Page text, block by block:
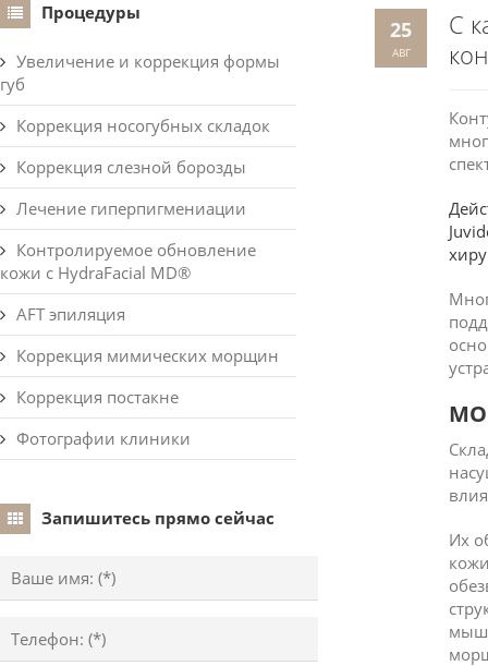
Процедуры
Увеличение и коррекция формы
губ
Коррекция носогубных складок
Коррекция слезной борозды
Лечение гиперпигмениации
Контролируемое обновление
кожи с HydraFacial MD®
AFT эпиляция
Коррекция мимических морщин
Коррекция постакне
Фотографии клиники
Запишитесь прямо сейчас
25
АВГ
С
Их